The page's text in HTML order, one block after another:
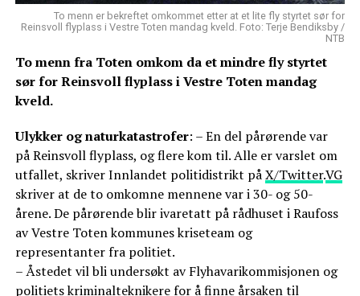
To menn er bekreftet omkommet etter at et lite fly styrtet sør for
Reinsvoll flyplass i Vestre Toten mandag kveld. Foto: Terje Bendiksby /
NTB
To menn fra Toten omkom da et mindre fly styrtet
sør for Reinsvoll flyplass i Vestre Toten mandag
kveld.
Ulykker og naturkatastrofer: – En del pårørende var
på Reinsvoll flyplass, og flere kom til. Alle er varslet om
utfallet, skriver Innlandet politidistrikt påX/Twitter.VG
skriver at de to omkomne mennene var i 30- og 50-
årene. De pårørende blir ivaretatt på rådhuset i Raufoss
av Vestre Toten kommunes kriseteam og
representanter fra politiet.
– Åstedet vil bli undersøkt av Flyhavarikommisjonen og
politiets kriminalteknikere for å finne årsaken til